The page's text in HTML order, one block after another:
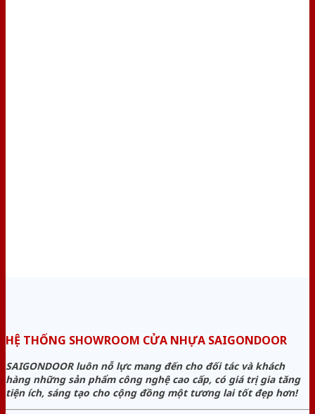
HỆ THỐNG SHOWROOM CỬA NHỰA SAIGONDOOR
SAIGONDOOR luôn nỗ lực mang đến cho đối tác và khách
hàng những sản phẩm công nghệ cao cấp, có giá trị gia tăng
tiện ích, sáng tạo cho cộng đồng một tương lai tốt đẹp hơn!